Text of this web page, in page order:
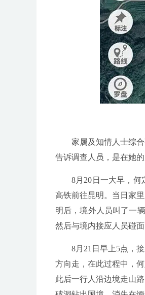
家属及知情人士综
告诉调查人员，是在她
8月20日一大早，
高铁前往昆明。当日家
明后，境外人员叫了一
然后与境内接应人员碰面
8月21日早上5点，
方向走，在此过程中，
此后一行人沿边境走山